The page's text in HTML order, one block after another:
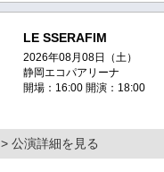
LE SSERAFIM
2026年08月08日（土）
静岡エコパアリーナ
開場：16:00 開演：18:00
> 公演詳細を見る